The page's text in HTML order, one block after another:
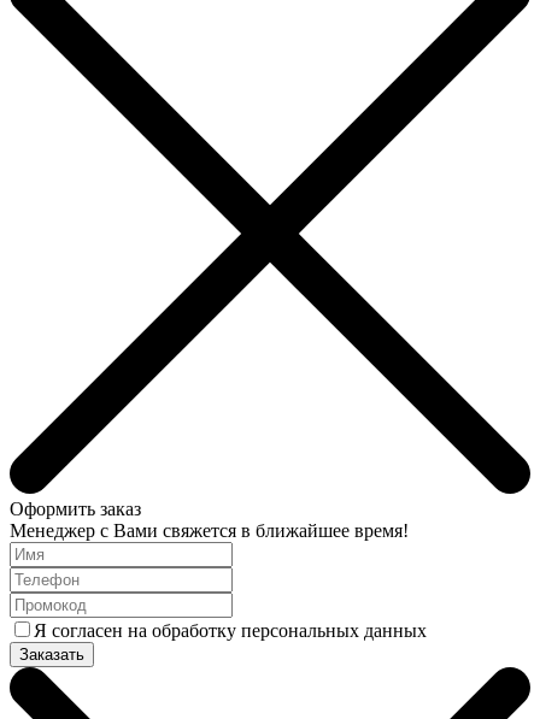
Оформить заказ
Менеджер с Вами свяжется в ближайшее время!
Я согласен на обработку персональных данных
Заказать